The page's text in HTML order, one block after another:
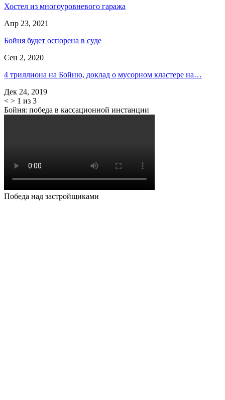
Хостел из многоуровневого гаража
Апр 23, 2021
Бойня будет оспорена в суде
Сен 2, 2020
4 триллиона на Бойню, доклад о мусорном кластере на…
Дек 24, 2019
< > 1 из 3
Бойня: победа в кассационной инстанции
Победа над застройщиками